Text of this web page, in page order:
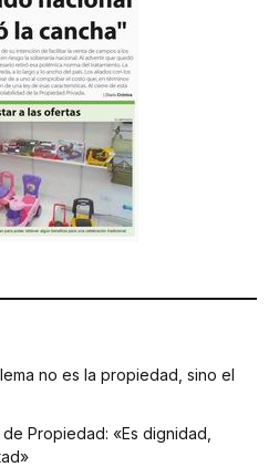
no es la propiedad, sino el
Propiedad: «Es dignidad,